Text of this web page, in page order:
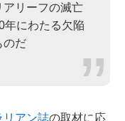
アリーフの滅亡
年にわたる欠陥
のだ
リアン誌の取材に応